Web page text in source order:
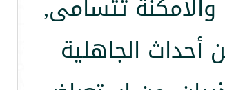
تتسامى,
الجاهلية